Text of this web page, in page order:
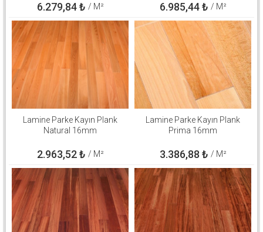
6.279,84₺ / M² 6.985,44₺ / M²
Lamine Parke Kayın Plank
Natural 16mm
2.963,52₺ / M²
Lamine Parke Kayın Plank
Prima 16mm
3.386,88 ₺ / M²